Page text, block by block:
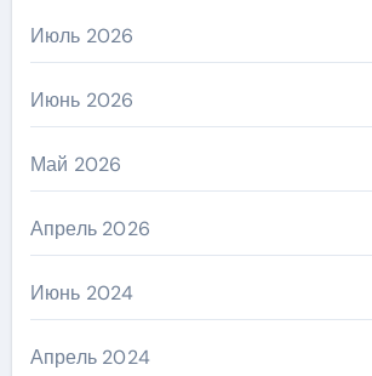
Июль 2026
Июнь 2026
Май 2026
Апрель 2026
Июнь 2024
Апрель 2024